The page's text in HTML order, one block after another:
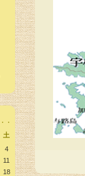
土
4
11
18